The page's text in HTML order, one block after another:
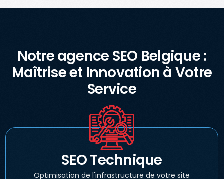
Notre agence SEO Belgique :
Maîtrise et Innovation à Votre
Service
SEO Technique
Optimisation de l'infrastructure de votre site